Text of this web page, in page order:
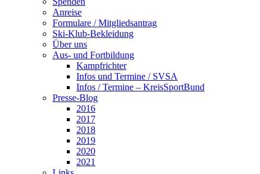
Anreise
Formulare / Mitgliedsantrag
Ski-Klub-Bekleidung
Über uns
Aus- und Fortbildung
Kampfrichter
Infos und Termine / SVSA
Infos / Termine – KreisSportBund
Presse-Blog
2016
2017
2018
2019
2020
2021